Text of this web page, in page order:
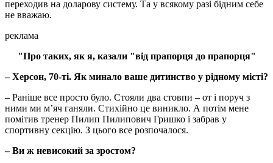
переходив на доларову систему. Та у всякому разі бідним себе
не вважаю.
реклама
"Про таких, як я, казали "від прапорця до прапорця"
– Херсон, 70-ті. Як минало ваше дитинство у рідному місті?
– Раніше все просто було. Стояли два стовпи – от і поруч з
ними ми м’яч ганяли. Стихійно це виникло. А потім мене
помітив тренер Пилип Пилипович Гришко і забрав у
спортивну секцію. З цього все розпочалося.
– Ви ж невисокий за зростом?